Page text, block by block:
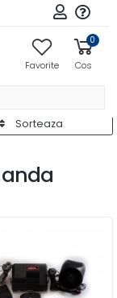
Favorite
0
Cos
Sorteaza